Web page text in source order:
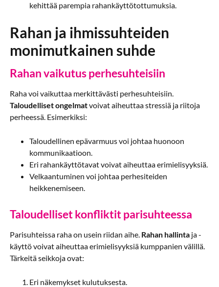
kehittää parempia rahankäyttötottumuksia.
Rahan ja ihmissuhteiden
monimutkainen suhde
Rahan vaikutus perhesuhteisiin
Raha voi vaikuttaa merkittävästi perhesuhteisiin.
Taloudelliset ongelmatvoivat aiheuttaa stressiä ja riitoja
perheessä. Esimerkiksi:
Taloudellinen epävarmuus voi johtaa huonoon
kommunikaatioon.
Eri rahankäyttötavat voivat aiheuttaa erimielisyyksiä.
Velkaantuminen voi johtaa perhesiteiden
heikkenemiseen.
Taloudelliset konfliktit parisuhteessa
Parisuhteissa raha on usein riidan aihe. Rahan hallinta ja -
käyttö voivat aiheuttaa erimielisyyksiä kumppanien välillä.
Tärkeitä seikkoja ovat:
Eri näkemykset kulutuksesta.